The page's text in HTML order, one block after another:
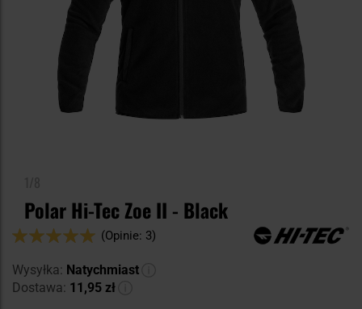
Polar Hi-Tec Zoe II - Black
Ocena:
(Opinie: 3)
Wysyłka: Natychmiast
Dostawa: 11,95 zł